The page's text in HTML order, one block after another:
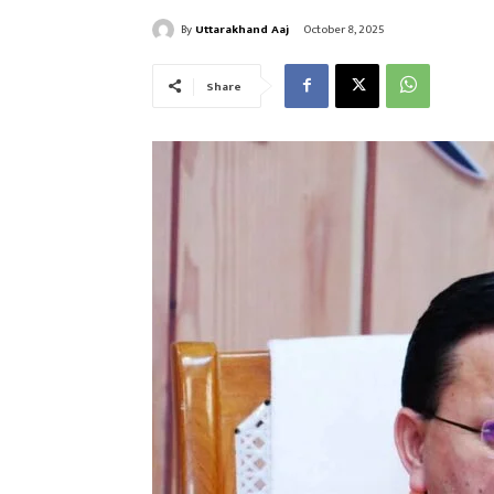
By Uttarakhand Aaj October 8, 2025
Share